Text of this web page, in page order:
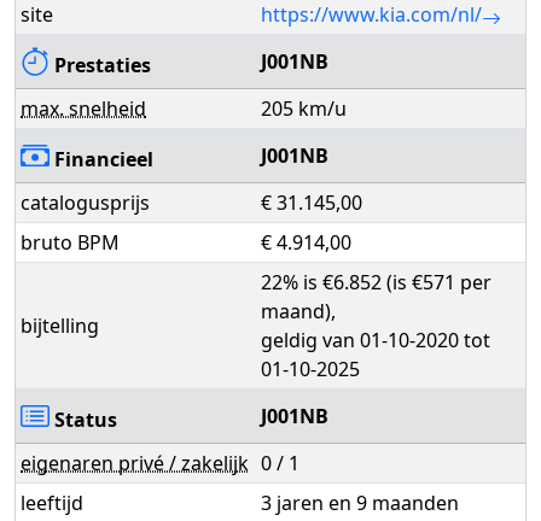
site
https://www.kia.com/nl/
Prestaties
J001NB
max. snelheid
205 km/u
Financieel
J001NB
catalogusprijs
€ 31.145,00
bruto BPM
€ 4.914,00
bijtelling
22% is €6.852 (is €571 per
maand),
geldig van 01-10-2020 tot
01-10-2025
Status
J001NB
eigenaren privé / zakelijk 0 / 1
leeftijd
3 jaren en 9 maanden